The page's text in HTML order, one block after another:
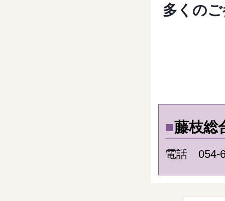
多くの
■藤枝総
電話 054-